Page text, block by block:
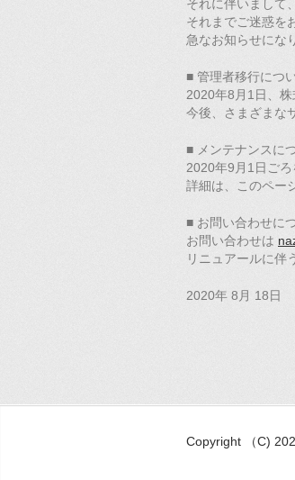
それに伴いまして
それまでご迷惑を
急なお知らせにな
■ 管理者移行につ
2020年8月1日、
今後、さまざまな
■ メンテナンスに
2020年9月1日ごろ
詳細は、このペー
■ お問い合わせに
お問い合わせは
リニュアールに伴
2020年 8月 18日
Copyright （C)